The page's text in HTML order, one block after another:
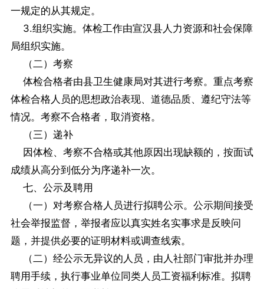
一规定的从其规定。
3.组织实施。体检工作由宣汉县人力资源和社会保障
局组织实施。
（二）考察
体检合格者由县卫生健康局对其进行考察。重点考察
体检合格人员的思想政治表现、道德品质、遵纪守法等
情况。考察不合格者，取消资格。
（三）递补
因体检、考察不合格或其他原因出现缺额的，按面试
成绩从高分到低分为序递补一次。
七、公示及聘用
（一）对考察合格人员进行拟聘公示。公示期间接受
社会举报监督，举报者应以真实姓名实事求是反映问
题，并提供必要的证明材料或调查线索。
（二）经公示无异议的人员，由人社部门审批并办理
聘用手续，执行事业单位同类人员工资福利标准。拟聘